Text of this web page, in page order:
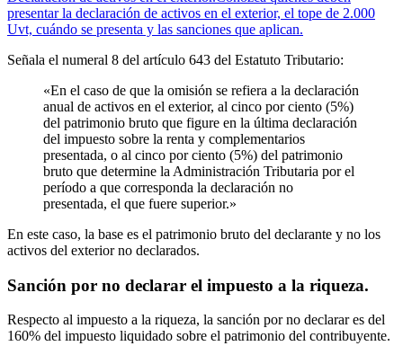
presentar la declaración de activos en el exterior, el tope de 2.000
Uvt, cuándo se presenta y las sanciones que aplican.
Señala el numeral 8 del artículo 643 del Estatuto Tributario:
«En el caso de que la omisión se refiera a la declaración
anual de activos en el exterior, al cinco por ciento (5%)
del patrimonio bruto que figure en la última declaración
del impuesto sobre la renta y complementarios
presentada, o al cinco por ciento (5%) del patrimonio
bruto que determine la Administración Tributaria por el
período a que corresponda la declaración no
presentada, el que fuere superior.»
En este caso, la base es el patrimonio bruto del declarante y no los
activos del exterior no declarados.
Sanción por no declarar el impuesto a la riqueza.
Respecto al impuesto a la riqueza, la sanción por no declarar es del
160% del impuesto liquidado sobre el patrimonio del contribuyente.